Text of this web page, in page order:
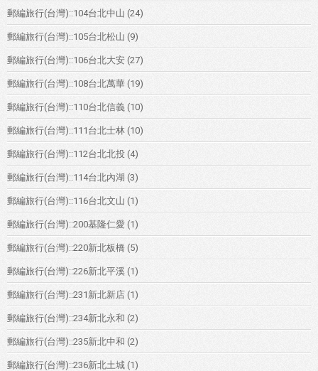
郵編旅行(台灣)::104台北中山 (24)
郵編旅行(台灣)::105台北松山 (9)
郵編旅行(台灣)::106台北大安 (27)
郵編旅行(台灣)::108台北萬華 (19)
郵編旅行(台灣)::110台北信義 (10)
郵編旅行(台灣)::111台北士林 (10)
郵編旅行(台灣)::112台北北投 (4)
郵編旅行(台灣)::114台北內湖 (3)
郵編旅行(台灣)::116台北文山 (1)
郵編旅行(台灣)::200基隆仁愛 (1)
郵編旅行(台灣)::220新北板橋 (5)
郵編旅行(台灣)::226新北平溪 (1)
郵編旅行(台灣)::231新北新店 (1)
郵編旅行(台灣)::234新北永和 (2)
郵編旅行(台灣)::235新北中和 (2)
郵編旅行(台灣)::236新北土城 (1)